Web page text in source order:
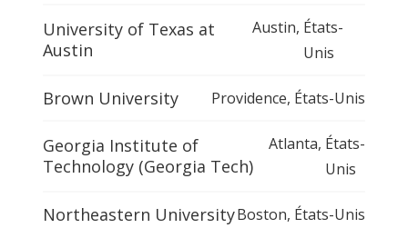
University of Texas at
Austin
Austin, États-
Unis
Brown University Providence, États-Unis
Georgia Institute of
Technology (Georgia Tech)
Atlanta, États-
Unis
Northeastern UniversityBoston, États-Unis